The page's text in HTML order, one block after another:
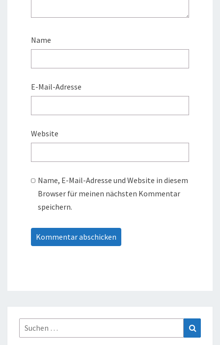
Name
E-Mail-Adresse
Website
Name, E-Mail-Adresse und Website in diesem
Browser für meinen nächsten Kommentar
speichern.
Suche
nach: